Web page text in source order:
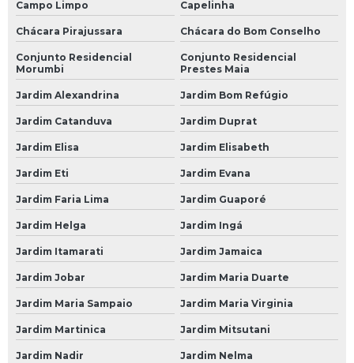
Mecânica Automotiva
Mecânica Automotiva em São Paulo
Mecânica Automotiva em SP
Mecânica Automotiva na Avenida do Estado
Mecânica Automotiva na Paulista
Mecânica Automotiva na Zona Leste
Mecânica Automotiva na Zona Norte
Mecânica Automotiva na Zona Oeste
Mecânica Automotiva na Zona Sul
Mecânica Automotiva no Morumbi
Mecânica de Automóveis
Campo Limpo
Capelinha
Chácara Pirajussara Chácara do Bom Conselho
Conjunto Residencial
Morumbi
Conjunto Residencial
Prestes Maia
Jardim Alexandrina Jardim Bom Refúgio
Jardim Catanduva Jardim Duprat
Jardim Elisa Jardim Elisabeth
Jardim Eti Jardim Evana
Jardim Faria Lima Jardim Guaporé
Jardim Helga Jardim Ingá
Jardim Itamarati Jardim Jamaica
Jardim Jobar Jardim Maria Duarte
Jardim Maria Sampaio Jardim Maria Virginia
Jardim Martinica Jardim Mitsutani
Jardim Nadir Jardim Nelma